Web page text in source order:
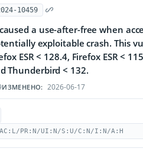
10459
a use-after-free when
exploitable crash. This
ESR < 128.4, Firefox ESR <
Thunderbird < 132.
ИЗМЕНЕНО: 2026-06-17
PR:N/UI:N/S:U/C:N/I:N/A:H